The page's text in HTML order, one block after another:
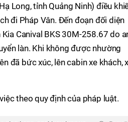
Long, tỉnh Quảng Ninh) điều
đi Pháp Vân. Đến đoạn đối diện
Canival BKS 30M-258.67 do
làn. Khi không được nhường
đã bức xúc, lên cabin xe khách,
theo quy định của pháp luật.